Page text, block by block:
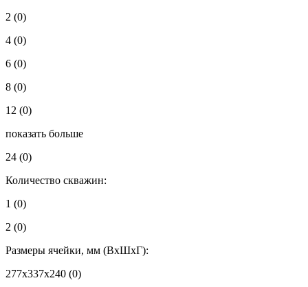
2 (0)
4 (0)
6 (0)
8 (0)
12 (0)
показать больше
24 (0)
Количество скважин:
1 (0)
2 (0)
Размеры ячейки, мм (ВхШхГ):
277x337x240 (0)